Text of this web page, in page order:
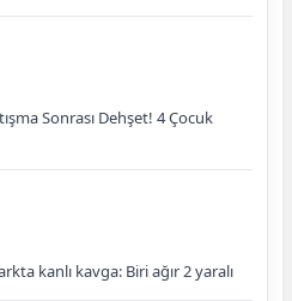
Sonrası Dehşet! 4 Çocuk
kanlı kavga: Biri ağır 2 yaralı